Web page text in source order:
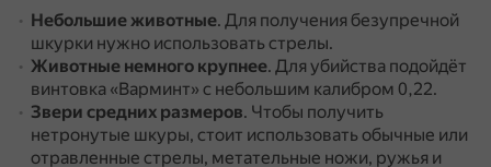
Небольшие животные. Для получения безупречной
шкурки нужно использовать стрелы.
Животные немного крупнее. Для убийства подойдёт
винтовка «Варминт» с небольшим калибром 0,22.
Звери средних размеров. Чтобы получить
нетронутые шкуры, стоит использовать обычные или
отравленные стрелы, метательные ножи, ружья и